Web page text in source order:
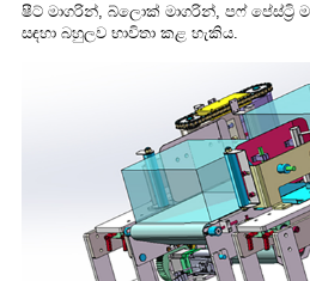
ෂීට් මාගරින්, බ්ලොක් මාගරින්, පෆ් පේස්ට්‍රි
සඳහා බහුලව භාවිතා කළ හැකිය.